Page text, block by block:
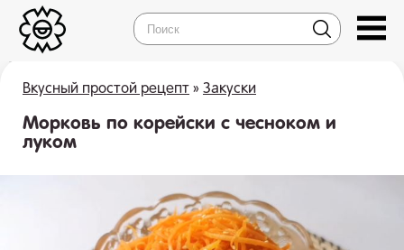
Вкусный простой рецепт » Закуски
Морковь по корейски с чесноком и
луком